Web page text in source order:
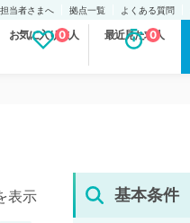
当者さまへ 拠点一覧 よくある質問
お気に入り求人
0 最近見た求人
0
表示 基本条件